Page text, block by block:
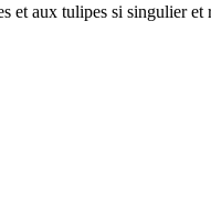
et aux tulipes si singulier et